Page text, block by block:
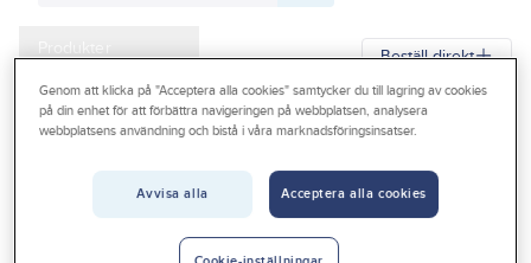
Produkter
Kampanjer
Outlet
Beställ direkt
Gelia Produkter Gelia El Installationsmateriel Ramar
GELIA - CONNECT 2
HOME
Täckram,
Genom att klicka på "Acceptera alla cookies" samtycker du till lagring av cookies
på din enhet för att förbättra navigeringen på webbplatsen, analysera
webbplatsens användning och bistå i våra marknadsföringsinsatser.
Avvisa alla Acceptera alla cookies